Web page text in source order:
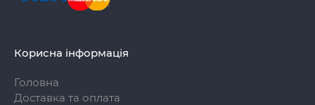
Корисна інформація
Головна
Доставка та оплата